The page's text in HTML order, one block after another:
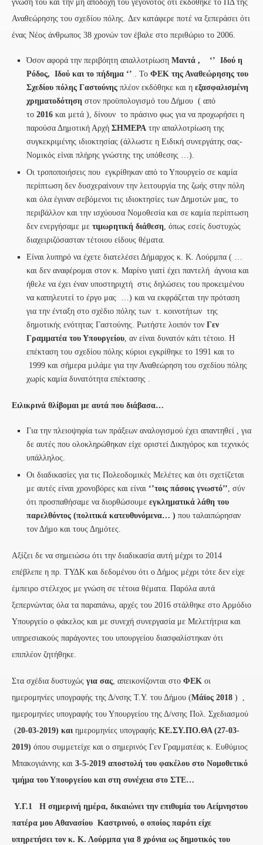
γνώση του και την μη αποδοχή του γεγονότος ότι εκδόθηκε το ΠΔ της
Αναθεώρησης του σχεδίου πόλης. Δεν κατάφερε ποτέ να ξεπεράσει ότι
ένας Νέος άνθρωπος 38 χρονών τον έβαλε στο περιθώριο το 2006.
Όσον αφορά την περιβόητη απαλλοτρίωση Μαντά , ‘’ Ιδού η
Ρόδος, Ιδού και το πήδημα ‘’ . Το ΦΕΚ της Αναθεώρησης του
Σχεδίου πόλης Γαστούνης πλέον εκδόθηκε και η εξασφαλισμένη
χρηματοδότηση στον προϋπολογισμό του Δήμου ( από
το 2016 και μετά ), δίνουν το πράσινο φως για να προχωρήσει η
παρούσα Δημοτική Αρχή ΣΗΜΕΡΑ την απαλλοτρίωση της
συγκεκριμένης ιδιοκτησίας (άλλωστε η Ειδική συνεργάτης σας-
Νομικός είναι πλήρης γνώστης της υπόθεσης …).
Οι τροποποιήσεις που εγκρίθηκαν από το Υπουργείο σε καμία
περίπτωση δεν δυσχεραίνουν την λειτουργία της ζωής στην πόλη
και όλα έγιναν σεβόμενοι τις ιδιοκτησίες των Δημοτών μας, το
περιβάλλον και την ισχύουσα Νομοθεσία και σε καμία περίπτωση
δεν ενεργήσαμε με τιμωρητική διάθεση, όπως εσείς δυστυχώς
διαχειριζόσασταν τέτοιου είδους θέματα.
Είναι λυπηρό να έχετε διατελέσει Δήμαρχος κ. Κ. Λούρμπα ( …
και δεν αναφέρομαι στον κ. Μαρίνο γιατί έχει παντελή άγνοια και
ήθελε να έχει έναν υποστηριχτή στις δηλώσεις του προκειμένου
να καπηλευτεί το έργο μας …) και να εκφράζεται την πρόταση
για την ένταξη στο σχέδιο πόλης των τ. κοινοτήτων της
δημοτικής ενότητας Γαστούνης. Ρωτήστε λοιπόν τον Γεν
Γραμματέα του Υπουργείου, αν είναι δυνατόν κάτι τέτοιο. Η
επέκταση του σχεδίου πόλης κύριοι εγκρίθηκε το 1991 και το
1999 και σήμερα μιλάμε για την Αναθεώρηση του σχεδίου πόλης
χωρίς καμία δυνατότητα επέκτασης .
Ειλικρινά θλίβομαι με αυτά που διάβασα…
Για την πλειοψηφία των πράξεων αναλογισμού έχει απαντηθεί , για
δε αυτές που ολοκληρώθηκαν είχε οριστεί Δικηγόρος και τεχνικός
υπάλληλος.
Οι διαδικασίες για τις Πολεοδομικές Μελέτες και ότι σχετίζεται
με αυτές είναι χρονοβόρες και είναι ‘’τοις πάσοις γνωστό’’, σύν
ότι προσπαθήσαμε να διορθώσουμε εγκληματικά λάθη του
παρελθόντος (πολιτικά κατευθυνόμενα… ) που ταλαιπώρησαν
τον Δήμο και τους Δημότες.
Αξίζει δε να σημειώσω ότι την διαδικασία αυτή μέχρι το 2014
επέβλεπε η πρ. ΤΥΔΚ και δεδομένου ότι ο Δήμος μέχρι τότε δεν είχε
έμπειρο στέλεχος με γνώση σε τέτοια θέματα. Παρόλα αυτά
ξεπερνώντας όλα τα παραπάνω, αρχές του 2016 στάλθηκε στο Αρμόδιο
Υπουργείο ο φάκελος και με συνεχή συνεργασία με Μελετήτρια και
υπηρεσιακούς παράγοντες του υπουργείου διασφαλίστηκαν ότι
επιπλέον ζητήθηκε.
Στα σχέδια δυστυχώς για σας, απεικονίζονται στο ΦΕΚ οι
ημερομηνίες υπογραφής της Δ/νσης Τ.Υ. του Δήμου (Μάϊος 2018 ) ,
ημερομηνίες υπογραφής του Υπουργείου της Δ/νσης Πολ. Σχεδιασμού
(20-03-2019) και ημερομηνίες υπογραφής ΚΕ.ΣΥ.ΠΟ.ΘΑ (27-03-
2019) όπου συμμετείχε και ο σημερινός Γεν Γραμματέας κ. Ευθύμιος
Μπακογιάννης και 3-5-2019 αποστολή του φακέλου στο Νομοθετικό
τμήμα του Υπουργείου και στη συνέχεια στο ΣΤΕ…
Υ.Γ.1 Η σημερινή ημέρα, δικαιώνει την επιθυμία του Αείμνηστου
πατέρα μου Αθανασίου Καστρινού, ο οποίος παρότι είχε
υπηρετήσει τον κ. Κ. Λούρμπα για 8 χρόνια ως δημοτικός του